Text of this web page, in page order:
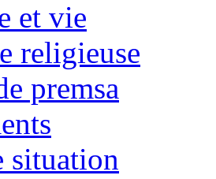
et vie
religieuse
premsa
situation